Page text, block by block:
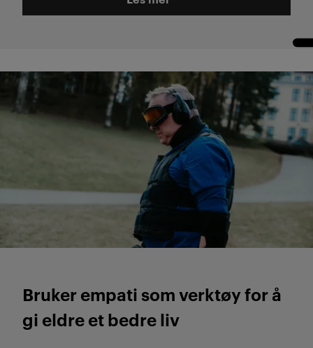
Bruker empati som verktøy for å
gi eldre et bedre liv